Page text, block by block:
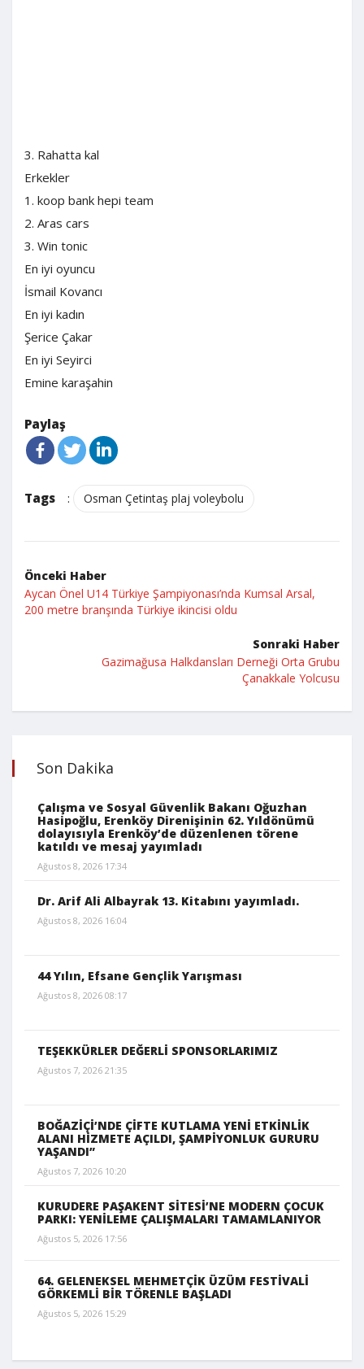
3. Rahatta kal
Erkekler
1. koop bank hepi team
2. Aras cars
3. Win tonic
En iyi oyuncu
İsmail Kovancı
En iyi kadın
Şerice Çakar
En iyi Seyirci
Emine karaşahin
Paylaş
Tags : Osman Çetintaş plaj voleybolu
Önceki Haber
Aycan Önel U14 Türkiye Şampiyonası’nda Kumsal Arsal,
200 metre branşında Türkiye ikincisi oldu
Sonraki Haber
Gazimağusa Halkdansları Derneği Orta Grubu
Çanakkale Yolcusu
Son Dakika
Çalışma ve Sosyal Güvenlik Bakanı Oğuzhan
Hasipoğlu, Erenköy Direnişinin 62. Yıldönümü
dolayısıyla Erenköy’de düzenlenen törene
katıldı ve mesaj yayımladı
Ağustos 8, 2026 17:34
Dr. Arif Ali Albayrak 13. Kitabını yayımladı.
Ağustos 8, 2026 16:04
44 Yılın, Efsane Gençlik Yarışması
Ağustos 8, 2026 08:17
TEŞEKKÜRLER DEĞERLİ SPONSORLARIMIZ
Ağustos 7, 2026 21:35
BOĞAZİÇİ’NDE ÇİFTE KUTLAMA YENİ ETKİNLİK
ALANI HİZMETE AÇILDI, ŞAMPİYONLUK GURURU
YAŞANDI”
Ağustos 7, 2026 10:20
KURUDERE PAŞAKENT SİTESİ’NE MODERN ÇOCUK
PARKI: YENİLEME ÇALIŞMALARI TAMAMLANIYOR
Ağustos 5, 2026 17:56
64. GELENEKSEL MEHMETÇİK ÜZÜM FESTİVALİ
GÖRKEMLİ BİR TÖRENLE BAŞLADI
Ağustos 5, 2026 15:29